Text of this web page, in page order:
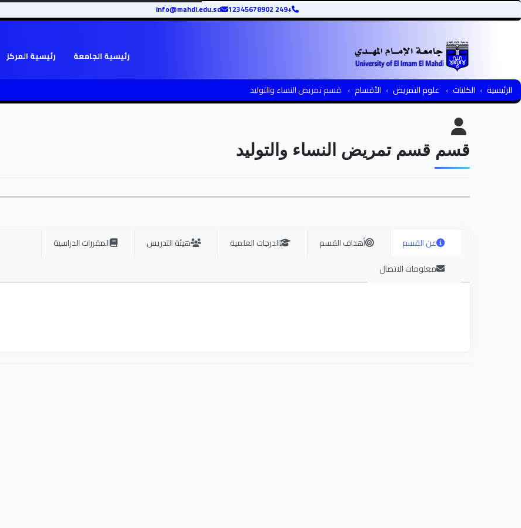
+249 12345678902
info@mahdi.edu.sd
رئيسية الجامعة رئيسية المركز
الرئيسية الكليات علوم التمريض الأقسام قسم تمريض النساء والتوليد
قسم قسم تمريض النساء والتوليد
عن القسم أهداف القسم الدرجات العلمية هيئة التدريس
المقررات الدراسية
معلومات الاتصال